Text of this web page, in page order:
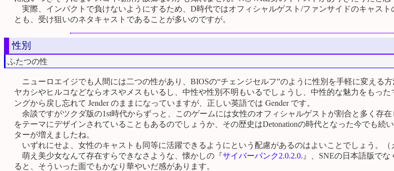
実際、インパクトで負けないようにするため、D時代ではオフィシャルゲスト/ファンサイドのキャス
とも、受け狙いのネタキャストであることが多いのですが。
性別
ふたつの性
ニューロエイジでも人間には二つの性があり、BIOSの“チェンジセルフ”のように性別を手軽に変える
ヤカシやヒルコなどならオスやメスもいるし、中性や性別不明もいるでしょうし、中性的な魅力をもっ
ングから戻し忘れて Jenderのままになっていますが、正しい英語では Genderです。
余談ですがツクダ版の1st時代からずっと、このゲームには女性のオフィシャルゲストが割合と多く存
をテーマにデザインされていることもあるのでしょうか、その歴史はDetonationの時代となった今でも
ターが増えましたね。
いずれにせよ、女性のキャストも同等に活躍できるようにという配慮があるのはよいことでしょう。（
萌え美少女なんて存在すらできなさような、懐かしの『サイバーパンク2.0.2.0. 』、SNEの日本語版で
ると、そういった面でもかなり華やいだ感があります。